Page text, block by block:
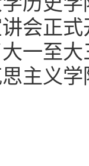
会正
一至
主义